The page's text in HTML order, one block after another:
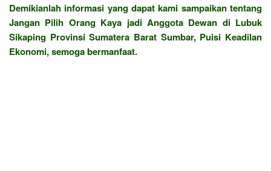
Demikianlah informasi yang dapat kami sampaikan tentang
Jangan Pilih Orang Kaya jadi Anggota Dewan di Lubuk
Sikaping Provinsi Sumatera Barat Sumbar, Puisi Keadilan
Ekonomi, semoga bermanfaat.